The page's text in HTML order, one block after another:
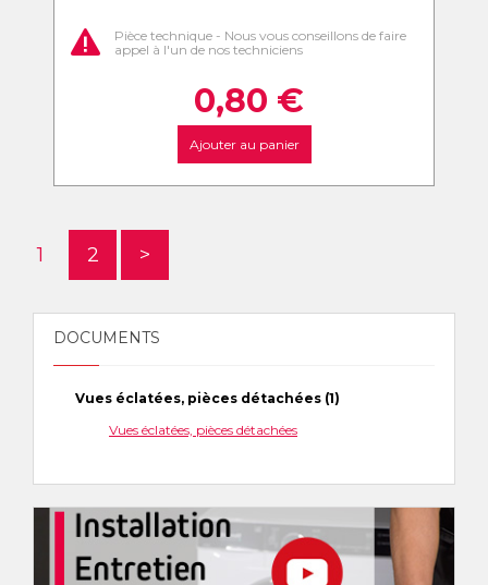
Pièce technique - Nous vous conseillons de faire
appel à l'un de nos techniciens
0,80 €
Ajouter au panier
1 2 >
DOCUMENTS
Vues éclatées, pièces détachées (1)
Vues éclatées, pièces détachées